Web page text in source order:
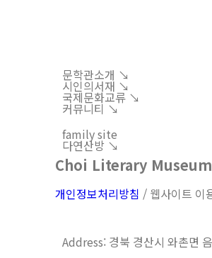
문학관소개 ↘︎
시인의서재 ↘︎
국제문화교류 ↘︎
커뮤니티 ↘︎
family site
다연산방 ↘︎
Choi Literary Museum
개인정보처리방침 / 웹사이트 이
Address: 경북 경산시 와촌면